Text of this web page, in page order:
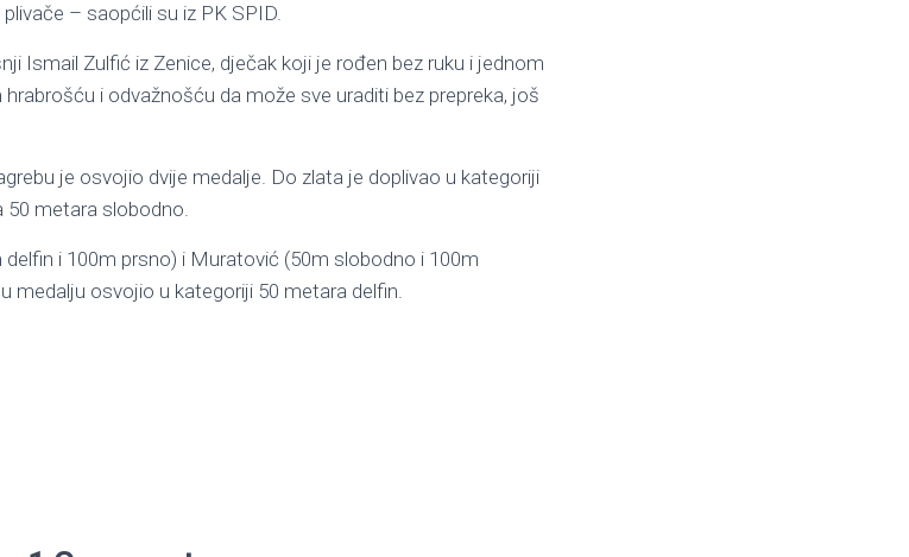
– saopćili su iz PK SPID.
Ismail Zulfić iz Zenice, dječak koji je rođen bez ruku i jednom
i odvažnošću da može sve uraditi bez prepreka, još
je osvojio dvije medalje. Do zlata je doplivao u kategoriji
50 metara slobodno.
i 100m prsno) i Muratović (50m slobodno i 100m
medalju osvojio u kategoriji 50 metara delfin.